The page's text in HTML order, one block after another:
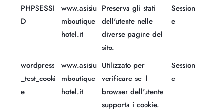
PHPSESSI
D
www.asisiu
mboutique
hotel.it
Preserva gli stati
dell'utente nelle
diverse pagine del
sito.
Session
e
wordpress
_test_cooki
e
www.asisiu
mboutique
hotel.it
Utilizzato per
verificare se il
browser dell'utente
supporta i cookie.
Session
e